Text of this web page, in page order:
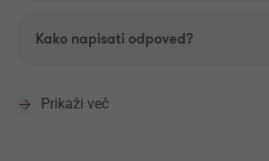
Kako napisati odpoved?
Prikaži več